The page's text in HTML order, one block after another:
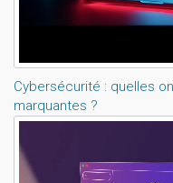
Cybersécurité : quelles
marquantes ?